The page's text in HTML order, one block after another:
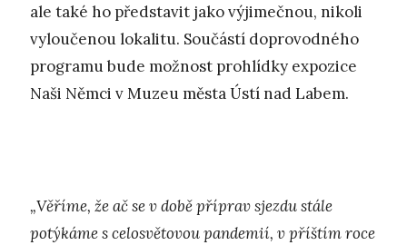
ale také ho představit jako výjimečnou, nikoli
vyloučenou lokalitu. Součástí doprovodného
programu bude možnost prohlídky expozice
Naši Němci v Muzeu města Ústí nad Labem.
„Věříme, že ač se v době příprav sjezdu stále
potýkáme s celosvětovou pandemií, v příštím roce